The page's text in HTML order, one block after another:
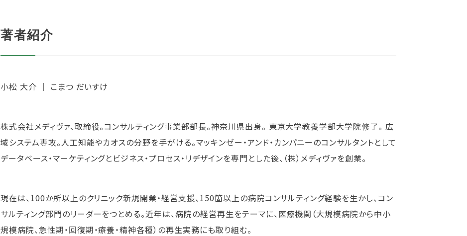
著者紹介
小松 大介 │ こまつ だいすけ
株式会社メディヴァ、取締役。コンサルティング事業部部長。神奈川県出身。 東京大学教養学部大学院修了。 広
域システム専攻。人工知能やカオスの分野を手がける。マッキンゼー・アンド・カンパニーのコンサルタントとして
データベース・マーケティングとビジネス・プロセス・リデザインを専門とした後、（株）メディヴァを創業。
現在は、100か所以上のクリニック新規開業・経営支援、150箇以上の病院コンサルティング経験を生かし、コン
サルティング部門のリーダーをつとめる。近年は、病院の経営再生をテーマに、医療機関（大規模病院から中小
規模病院、急性期・回復期・療養・精神各種）の再生実務にも取り組む。